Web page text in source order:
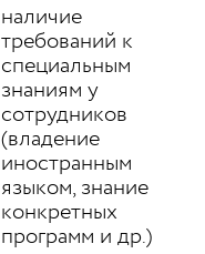
наличие
требований к
специальным
знаниям у
сотрудников
(владение
иностранным
языком, знание
конкретных
программ и др.)